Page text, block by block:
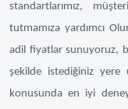
standartlarımız,
tutmamıza yardımcı
adil fiyatlar sunuyoruz,
şekilde istediğiniz yere
konusunda en iyi